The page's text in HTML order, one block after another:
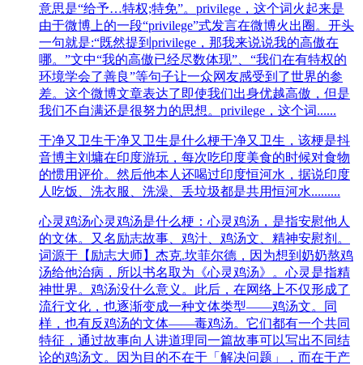
意思是“给予…特权;特免”。privilege，这个词火起来是
由于微博上的一段“privilege”式发言在微博火出圈。开头
一句就是:“既然提到privilege，那我来说说我的高傲在
哪。”文中“我的高傲已经尽数体现”、“我们在有特权的
环境学会了善良”等句子让一众网友感受到了世界的参
差。这个微博文章表达了即使我们出身优越高傲，但是
我们不自满还是很努力的思想。privilege，这个词......
干净又卫生干净又卫生是什么梗干净又卫生，该梗是抖
音博主刘墉在印‌‌‌‌‌‌‌‌‌度游‌‌‌‌‌‌‌‌‌玩，每次吃印‌‌‌‌‌‌‌‌‌度美食的‌‌‌‌‌‌‌‌‌时候对食物
的惯用评价。然后他本人还喝过印度恒河水，据说印度
人吃饭、洗衣服、洗澡、丢垃圾都是共用恒河水.........
心灵鸡汤心灵鸡汤是什么梗：心灵鸡汤，是指安慰他人
的文体。又名励志故事、鸡汁、鸡汤文、精神安慰剂。
词源于【励志大师】杰克.坎菲尔德，因为想到奶奶熬鸡
汤给他治病，所以书名取为《心灵鸡汤》。心灵是指精
神世界。鸡汤没什么意义。此后，在网络上不仅形成了
流行文化，也逐渐变成一种文体类型——鸡汤文。同
样，也有反鸡汤的文体——毒鸡汤。它们都有一个共同
特征，通过故事向人讲道理同一篇故事可以写出不同结
论的鸡汤文。因为目的不在于「解决问题」，而在于产